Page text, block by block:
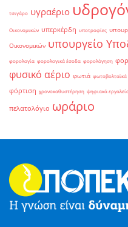
τσιγάρο υγραέριο
Οικονομικών υπερκέρδη υποτροφίες
Οικονομικών υπουργείο
φορολογία φορολογικά έσοδα φορολόγηση
φυσικό αέριο φωτιά φωτοβολταϊκά
φόρτιση χρονοκαθυστέρηση ψηφιακά
πελατολόγιο ωράριο